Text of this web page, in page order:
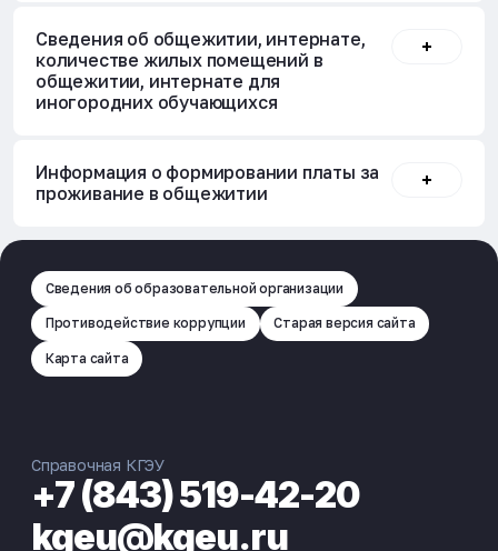
Сведения об общежитии, интернате,
количестве жилых помещений в
общежитии, интернате для
иногородних обучающихся
Информация о формировании платы за
проживание в общежитии
Сведения об образовательной организации
Противодействие коррупции Старая версия сайта
Карта сайта
Справочная КГЭУ
+7 (843) 519-42-20
kgeu@kgeu.ru